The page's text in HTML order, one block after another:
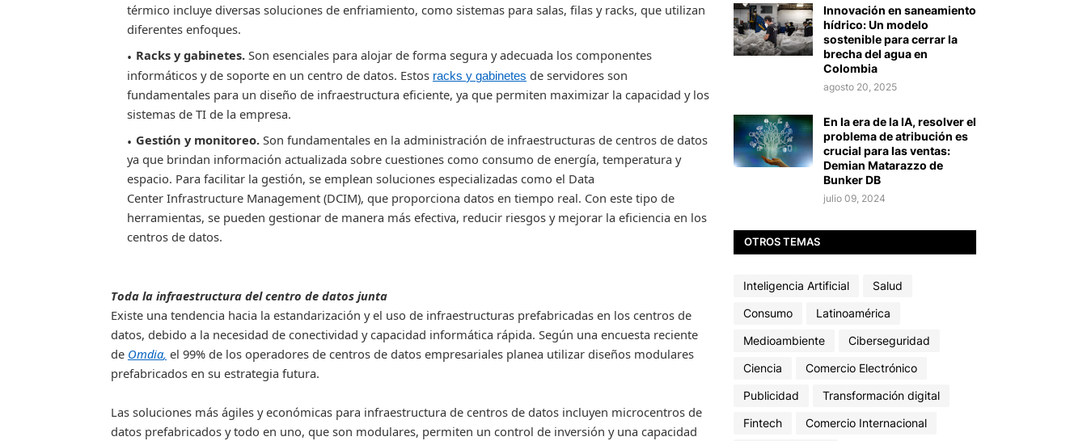
térmico incluye diversas soluciones de enfriamiento, como sistemas para salas, filas y racks, que utilizan
diferentes enfoques.
Racks y gabinetes. Son esenciales para alojar de forma segura y adecuada los componentes
informáticos y de soporte en un centro de datos. Estos racks y gabinetes de servidores son
fundamentales para un diseño de infraestructura eficiente, ya que permiten maximizar la capacidad y los
sistemas de TI de la empresa.
Gestión y monitoreo. Son fundamentales en la administración de infraestructuras de centros de datos
ya que brindan información actualizada sobre cuestiones como consumo de energía, temperatura y
espacio. Para facilitar la gestión, se emplean soluciones especializadas como el Data
Center Infrastructure Management (DCIM), que proporciona datos en tiempo real. Con este tipo de
herramientas, se pueden gestionar de manera más efectiva, reducir riesgos y mejorar la eficiencia en los
centros de datos.
Toda la infraestructura del centro de datos junta
Existe una tendencia hacia la estandarización y el uso de infraestructuras prefabricadas en los centros de
datos, debido a la necesidad de conectividad y capacidad informática rápida. Según una encuesta reciente
de Omdia, el 99% de los operadores de centros de datos empresariales planea utilizar diseños modulares
prefabricados en su estrategia futura.
Las soluciones más ágiles y económicas para infraestructura de centros de datos incluyen microcentros de
datos prefabricados y todo en uno, que son modulares, permiten un control de inversión y una capacidad
Innovación en saneamiento
hídrico: Un modelo
sostenible para cerrar la
brecha del agua en
Colombia
agosto 20, 2025
En la era de la IA, resolver el
problema de atribución es
crucial para las ventas:
Demian Matarazzo de
Bunker DB
julio 09, 2024
OTROS TEMAS
Inteligencia Artificial
Salud
Consumo
Latinoamérica
Medioambiente
Ciberseguridad
Ciencia
Comercio Electrónico
Publicidad
Transformación digital
Fintech
Comercio Internacional